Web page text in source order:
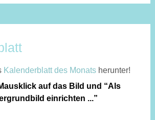
Kalen­der­blatt des Monatsherunter!